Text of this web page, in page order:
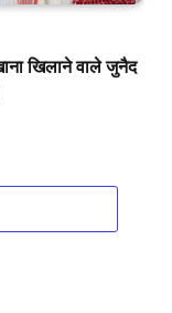
खिलाने वाले जुनैद